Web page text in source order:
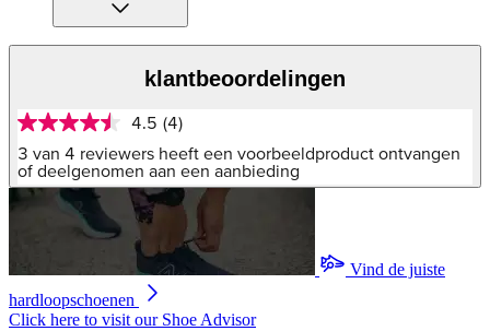
klantbeoordelingen
4.5
van
5
sterren,
gemiddelde
scorewaarde.
Reviews.
paginalink.
4.5 (4)
3 van 4 reviewers heeft een voorbeeldproduct ontvangen
of deelgenomen aan een aanbieding
Vind de juiste
hardloopschoenen
Click here to visit our Shoe Advisor